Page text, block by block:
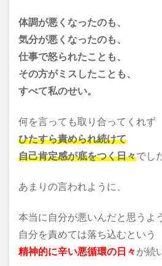
体調が悪くなったのも、
気分が悪くなったのも、
仕事で怒られたことも、
その方がミスしたことも、
すべて私のせい。
何を言っても取り合ってくれず
ひたすら責められ続けて
自己肯定感が底をつく日々でし
あまりの言われように、
本当に自分が悪いんだと思うよ
自分を責めては落ち込むという
精神的に辛い悪循環の日々が続